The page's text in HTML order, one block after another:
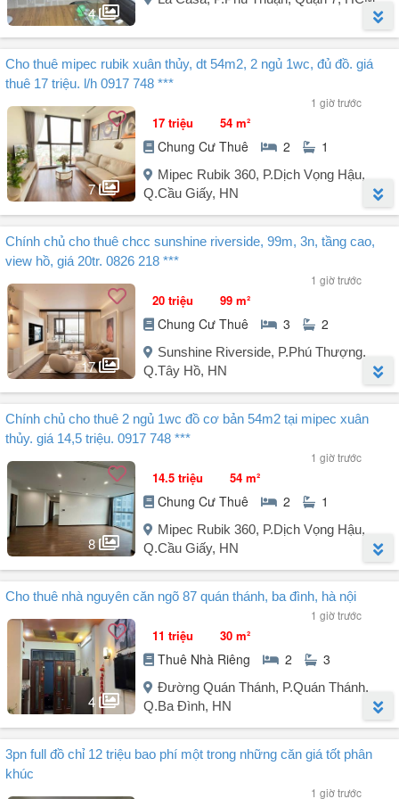
- Giá từ: 16 triệu/tháng
- Cách sân bay Tân Sơn Nhất, Công viên Gia Định 5 phút
D/c: 128 Hồng Hà, Phường 9, Phú Nhuận, TP.HCM
LH xem nhà: Ms Uyên xem nhà và deal giá tốt nhé ...
4
Người đăng: Nguyễn Thị Thu Huyền (9 tin đăng)
Căn hộ view hướng Nam, vào liền, tầng trung
Diện tích: 92m2
Thiết kế: 2pn2wc rộng thoáng
Tiện ích: hồ bơi, siêu thị, khu vui chơi, trường học,....
Địa chỉ: 89 Lê Thị Chợ, Phú Thuận, Quận 7
Liên hệ xem nhà Huyền (Zalo/call)
Cho thuê mipec rubik xuân thủy, dt 54m2, 2 ngủ 1wc, đủ đồ. giá
thuê 17 triệu. l/h 0917 748 ***
1 giờ trước
7
17 triệu 54 m²
Chung Cư Thuê 2 1
Mipec Rubik 360, P.Dịch Vọng Hậu,
Q.Cầu Giấy, HN
Người đăng: Phạm Minh Đức
(21 tin đăng)
Chính chủ cho thuê căn hộ chung cư Mipec Rubik 360 - 124 Xuân
- Diện tích: 54m² thiết kế 2 ngủ 1wc
- Nội thất đầy đủ
- Giá thuê: 17 triệu/ tháng
- Có slot gửi ô tô
- Liên hệ: - Call/zalo
Chính chủ cho thuê chcc sunshine riverside, 99m, 3n, tầng cao,
view hồ, giá 20tr. 0826 218 ***
1 giờ trước
17
20 triệu 99 m²
Chung Cư Thuê 3 2
Sunshine Riverside, P.Phú Thượng,
Q.Tây Hồ, HN
Người đăng: Vũ Thị Hoài Thu
(2 tin đăng)
Chính chủ cho thuê căn hộ chung cư Sunshine Riverside, Phường
Diện tích: 99m. Tầng cao, view cầu Nhật Tân, sông Hồng, Hồ Tây
Thiết kế: 3 phòng ngủ, 2 vệ sinh, phòng khách và bếp.
Bàn giao full nội thất, nhà thiết kế đẹp. Khách chỉ xách vali về ở
Giá thuê: 20tr/th. HĐ kí lâu dài ít nhất 1 năm
Bàn giao nhà từ 1/10.
Liên hệ: Mrs. Thu để được xem nhà và tư vấn miễn phí (Miễn TG +
Chính chủ cho thuê 2 ngủ 1wc đồ cơ bản 54m2 tại mipec xuân
thủy. giá 14,5 triệu. 0917 748 ***
1 giờ trước
8
14.5 triệu 54 m²
Chung Cư Thuê 2 1
Mipec Rubik 360, P.Dịch Vọng Hậu,
Q.Cầu Giấy, HN
Người đăng: Phạm Minh Đức
(21 tin đăng)
Cho thuê căn hộ tại dự án Mipec Rubik 360 - Xuân Thủy
- Diện tích: 54m² thiết kế 2 ngủ 1wc
- Nội thất cơ bản
- Giá thuê: 14,5 triệu/tháng
- Liên hệ: để xem nhà
Cho thuê nhà nguyên căn ngõ 87 quán thánh, ba đình, hà nội
1 giờ trước
4
11 triệu 30 m²
Thuê Nhà Riêng 2 3
Đường Quán Thánh, P.Quán Thánh,
Q.Ba Đình, HN
Người đăng: Tuyenbds (21 tin đăng)
CHO THUÊ NHÀ NGUYÊN CĂN NGÕ 87 QUÁN THÁNH, BA ĐÌNH,
3pn full đồ chỉ 12 triệu bao phí một trong những căn giá tốt phân
khúc
1 giờ trước